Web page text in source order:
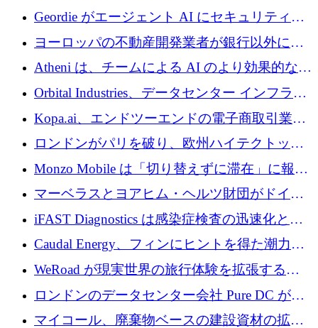
収、チェックアウト時にクレジットを提供
Geordie がエージェント AI にセキュリティと
ガバナンスをもたらすために 3,000 万ドルを
ヨーロッパの不動産開発業者が銀行以外にも
目を向けているため、InRentoの資金調達額は
1億ユーロを突破
Atheni は、チームによる AI のより効果的な使
用を支援するために 35 万ポンドを確保
Orbital Industries、データセンター インフラス
トラクチャ システムの拡張に 5,000 万ドルを
確保
Kopa.ai、エンドツーエンドの電子商取引業務
用の AI エージェントを構築するために 200
万ユーロを調達
ロンドンがパリを破り、欧州ハイテクトップ
の座を奪還
Monzo Mobile は「切り替えずに滞在」に報酬
を与える
マーベラスとヨアヒム・ヘルツ財団がドイツ
の商業化ギャップを埋めるために2,000万ユー
ロのディープテック基金を立ち上げる
iFAST Diagnostics は感染症検査の迅速化と抗
菌薬耐性への取り組みに 500 万ポンドを寄付
Caudal Energy、フィンにヒントを得た潮力発
電技術の規模拡大に向けて 430 万ポンドを調
WeRoad が現実世界の旅行体験を拡張するた
めに 5,800 万ドルを獲得
ロンドンのデータセンター会社 Pure DC が欧
州と中東の拡張に 27 億ドルを確保
マイコール、廃棄物ベースの建設資材の拡大